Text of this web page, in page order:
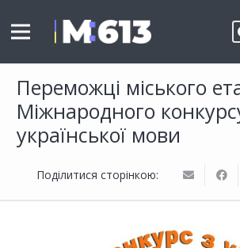
Переможці міського
Міжнародного
української мови
Поділитися сторінкою: